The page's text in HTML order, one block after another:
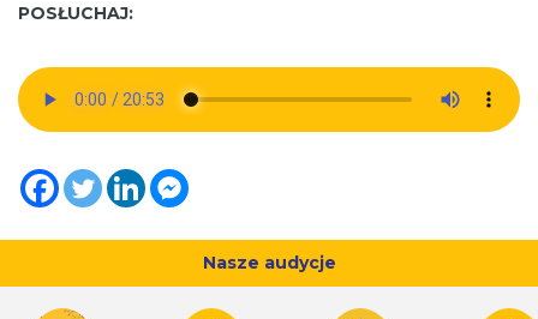
POSŁUCHAJ:
Nasze audycje